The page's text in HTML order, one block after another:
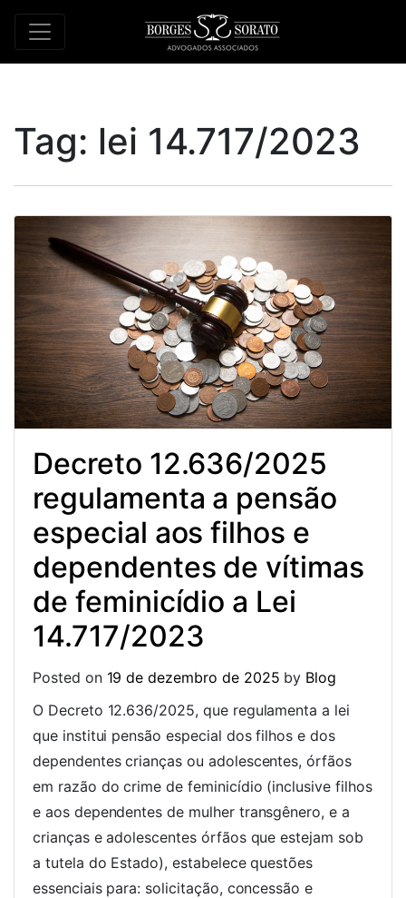
Tag: lei 14.717/2023
Decreto 12.636/2025
regulamenta a pensão
especial aos filhos e
dependentes de vítimas
de feminicídio a Lei
14.717/2023
Posted on 19 de dezembro de 2025 by Blog
O Decreto 12.636/2025, que regulamenta a lei
que institui pensão especial dos filhos e dos
dependentes crianças ou adolescentes, órfãos
em razão do crime de feminicídio (inclusive filhos
e aos dependentes de mulher transgênero, e a
crianças e adolescentes órfãos que estejam sob
a tutela do Estado), estabelece questões
essenciais para: solicitação, concessão e